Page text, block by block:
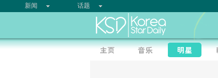
新闻 话题